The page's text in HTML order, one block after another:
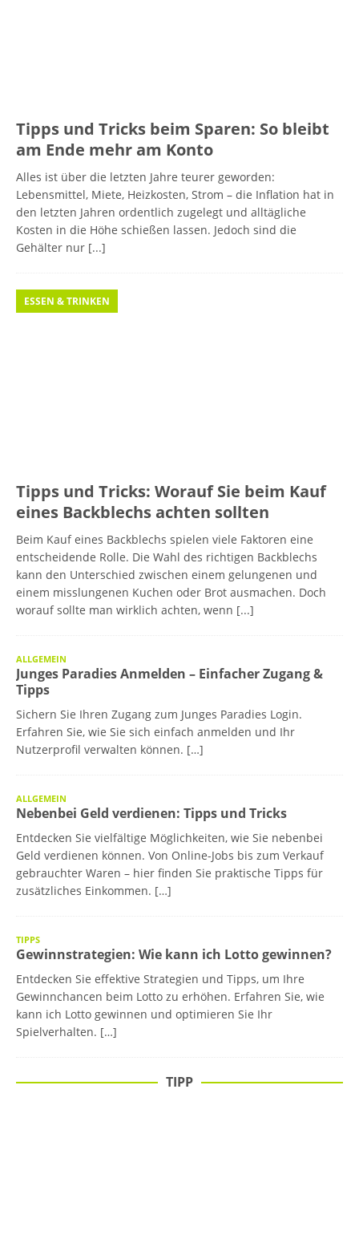
Tipps und Tricks beim Sparen: So bleibt
am Ende mehr am Konto
Alles ist über die letzten Jahre teurer geworden:
Lebensmittel, Miete, Heizkosten, Strom – die Inflation hat in
den letzten Jahren ordentlich zugelegt und alltägliche
Kosten in die Höhe schießen lassen. Jedoch sind die
Gehälter nur [...]
Tipps und Tricks: Worauf Sie beim Kauf
eines Backblechs achten sollten
ESSEN & TRINKEN
Beim Kauf eines Backblechs spielen viele Faktoren eine
entscheidende Rolle. Die Wahl des richtigen Backblechs
kann den Unterschied zwischen einem gelungenen und
einem misslungenen Kuchen oder Brot ausmachen. Doch
worauf sollte man wirklich achten, wenn [...]
ALLGEMEIN
Junges Paradies Anmelden – Einfacher Zugang &
Tipps
Sichern Sie Ihren Zugang zum Junges Paradies Login.
Erfahren Sie, wie Sie sich einfach anmelden und Ihr
Nutzerprofil verwalten können. […]
ALLGEMEIN
Nebenbei Geld verdienen: Tipps und Tricks
Entdecken Sie vielfältige Möglichkeiten, wie Sie nebenbei
Geld verdienen können. Von Online-Jobs bis zum Verkauf
gebrauchter Waren – hier finden Sie praktische Tipps für
zusätzliches Einkommen. […]
TIPPS
Gewinnstrategien: Wie kann ich Lotto gewinnen?
Entdecken Sie effektive Strategien und Tipps, um Ihre
Gewinnchancen beim Lotto zu erhöhen. Erfahren Sie, wie
kann ich Lotto gewinnen und optimieren Sie Ihr
Spielverhalten. […]
TIPP